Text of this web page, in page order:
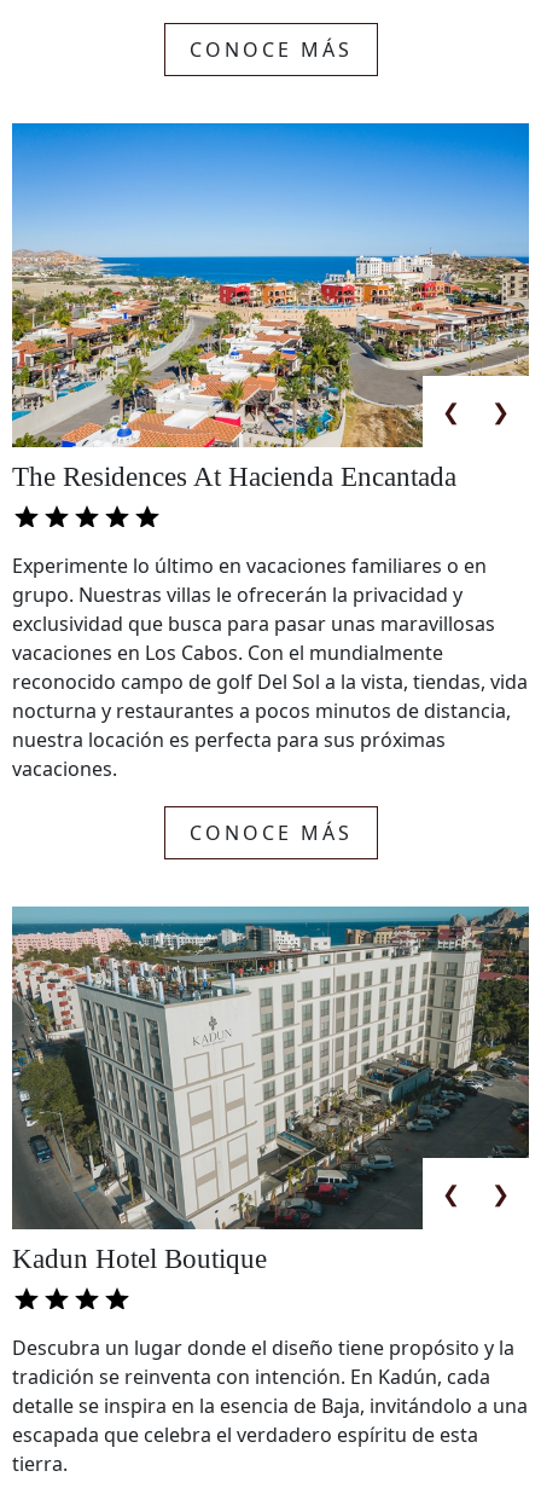
CONOCE MÁS
❮ ❯
The Residences At Hacienda Encantada
Experimente lo último en vacaciones familiares o en
grupo. Nuestras villas le ofrecerán la privacidad y
exclusividad que busca para pasar unas maravillosas
vacaciones en Los Cabos. Con el mundialmente
reconocido campo de golf Del Sol a la vista, tiendas, vida
nocturna y restaurantes a pocos minutos de distancia,
nuestra locación es perfecta para sus próximas
vacaciones.
CONOCE MÁS
❮ ❯
Kadun Hotel Boutique
Descubra un lugar donde el diseño tiene propósito y la
tradición se reinventa con intención. En Kadún, cada
detalle se inspira en la esencia de Baja, invitándolo a una
escapada que celebra el verdadero espíritu de esta
tierra.